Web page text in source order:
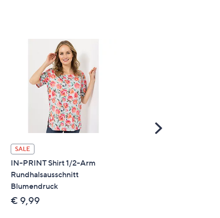
SALE
IN-PRINT Shirt 1/2-Arm
Rundhalsausschnitt
Blumendruck
€ 9,99
Scroll